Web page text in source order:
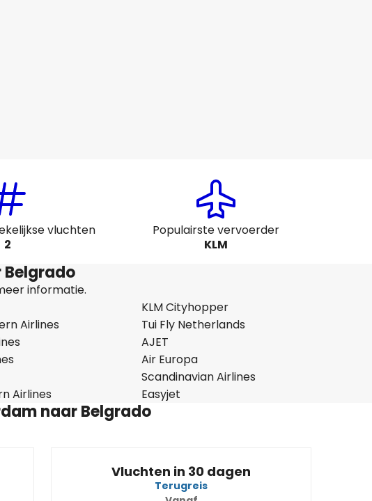
vluchten
2
Populairste vervoerder
KLM
informatie.
KLM Cityhopper
Airlines
Tui Fly Netherlands
AJET
Air Europa
Scandinavian Airlines
Airlines Easyjet
naar Belgrado
Vluchten in 30 dagen
Terugreis